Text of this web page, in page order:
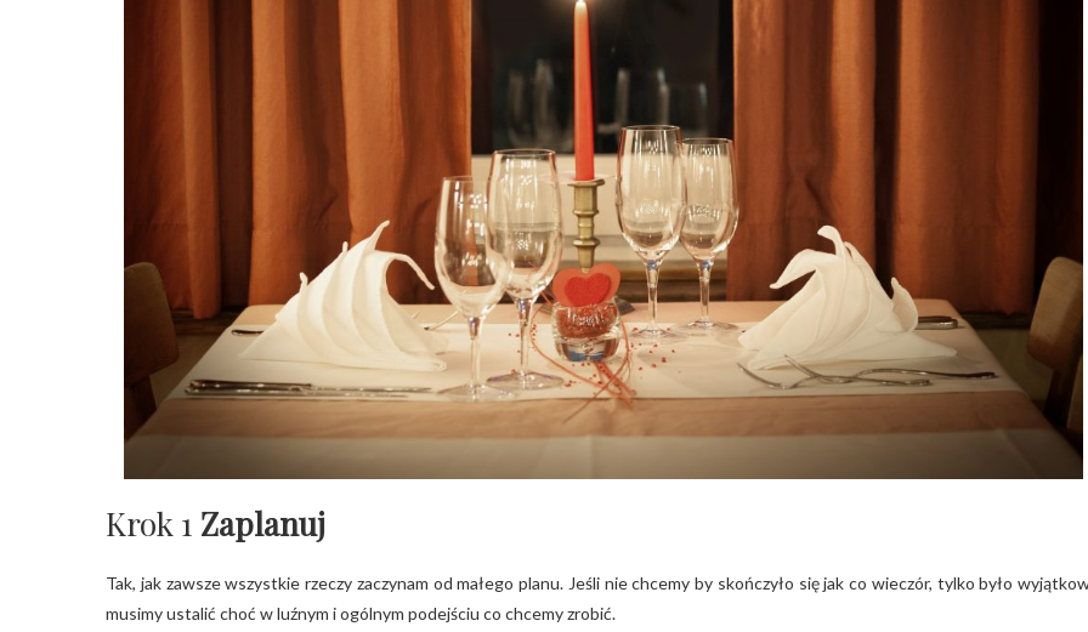
Krok 1 Zaplanuj
Tak, jak zawsze wszystkie rzeczy zaczynam od małego planu. Jeśli nie chcemy by skończyło się jak co wieczór, tylko było
musimy ustalić choć w luźnym i ogólnym podejściu co chcemy zrobić.